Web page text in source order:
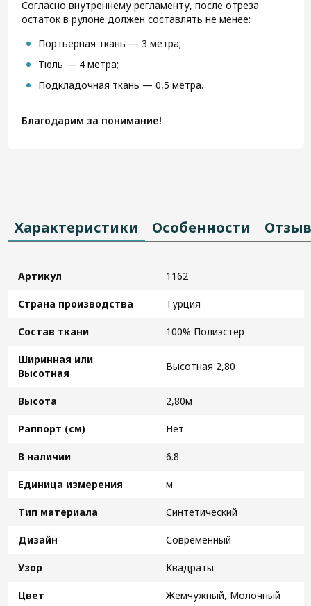
Согласно внутреннему регламенту, после отреза
остаток в рулоне должен составлять не менее:
Портьерная ткань — 3 метра;
Тюль — 4 метра;
Подкладочная ткань — 0,5 метра.
Благодарим за понимание!
Характеристики Особенности
Артикул 1162
Страна производства Турция
Состав ткани 100% Полиэстер
Ширинная или
Высотная
Высотная 2,80
Высота 2,80м
Раппорт (см) Нет
В наличии 6.8
Единица измерения м
Тип материала Синтетический
Дизайн Современный
Узор Квадраты
Цвет Жемчужный, Молочный